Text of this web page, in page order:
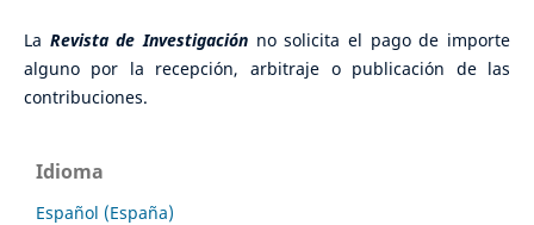
La Revista de Investigación no solicita el pago de importe
alguno por la recepción, arbitraje o publicación de las
contribuciones.
Idioma
Español (España)